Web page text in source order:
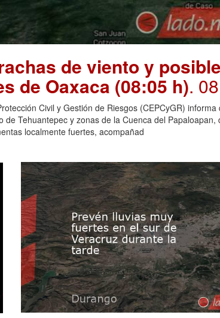
de viento y posible
de Oaxaca (08:05 h).
Civil y Gestión de Riesgos (CEPCyGR) informa
Tehuantepec y zonas de la Cuenca del Papaloapan,
localmente fuertes, acompañad